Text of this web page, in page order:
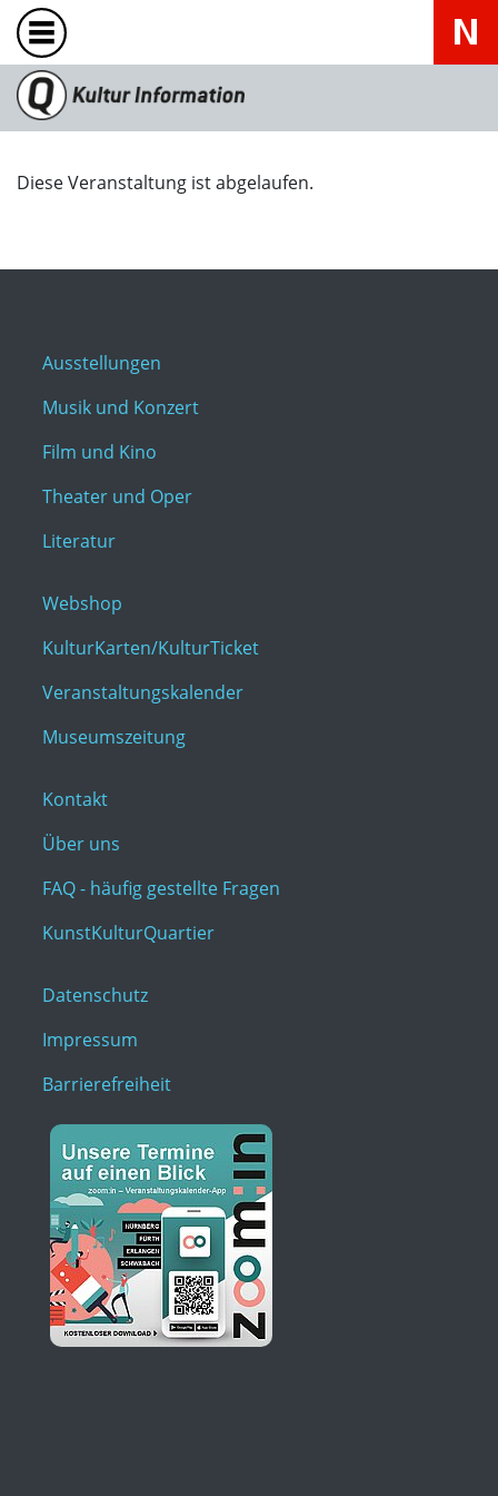
Diese Veranstaltung ist abgelaufen.
Ausstellungen
Musik und Konzert
Film und Kino
Theater und Oper
Literatur
Webshop
KulturKarten/KulturTicket
Veranstaltungskalender
Museumszeitung
Kontakt
Über uns
FAQ - häufig gestellte Fragen
KunstKulturQuartier
Datenschutz
Impressum
Barrierefreiheit